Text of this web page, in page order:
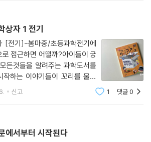
석탄을 태워 만들어지거든. 전기 스위치 하나를
서 석탄 한 삽을 덜 퍼 넣는 것과 같아. 눈에 보이
아끼는 만큼 지구도 숨쉬기 편해지는 거야.
상자 1 전기
[전기]-봄마중/초등과학전기에
접근하면 어떨까?아이들이 궁
든것들을 알려주는 과학도서를
작하는 이야기들이 꼬리를 물고
지식책이지만술술 읽어지는 책
신고 1 댓글0
에서부터 시작된다